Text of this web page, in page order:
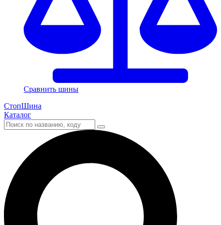
Сравнить шины
СтопШина
Каталог